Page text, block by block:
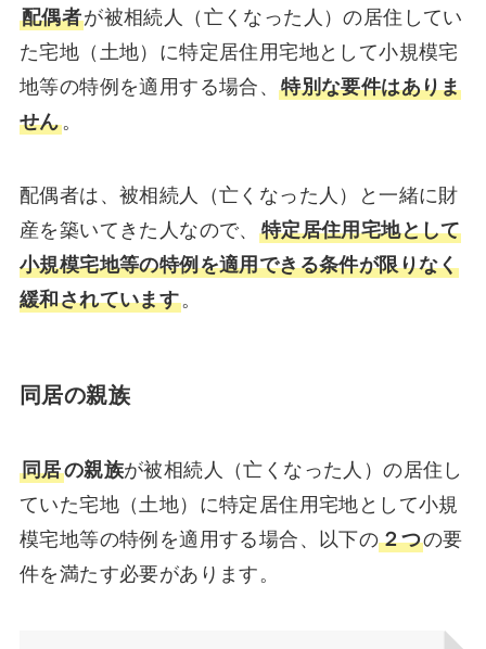
配偶者が被相続人（亡くなった人）の居住してい
た宅地（土地）に特定居住用宅地として小規模宅
地等の特例を適用する場合、特別な要件はありま
せん。
配偶者は、被相続人（亡くなった人）と一緒に財
産を築いてきた人なので、 特定居住用宅地として
小規模宅地等の特例を適用できる条件が限りなく
緩和されています。
同居の親族
同居の親族が被相続人（亡くなった人）の居住し
ていた宅地（土地）に特定居住用宅地として小規
模宅地等の特例を適用する場合、以下の２つの要
件を満たす必要があります。